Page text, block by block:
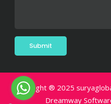
Copyright ® 2025
Dreamway